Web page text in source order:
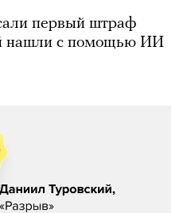
первый штраф
нашли с помощью ИИ